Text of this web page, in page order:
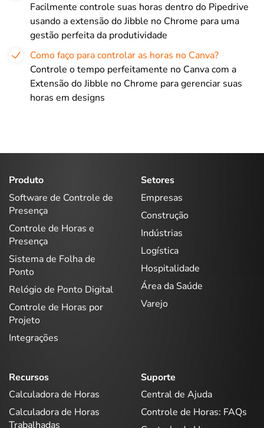
Facilmente controle suas horas dentro do Pipedrive
usando a extensão do Jibble no Chrome para uma
gestão perfeita da produtividade
Como faço para controlar as horas no Canva?
Controle o tempo perfeitamente no Canva com a
Extensão do Jibble no Chrome para gerenciar suas
horas em designs
Produto
Software de Controle de
Presença
Controle de Horas e
Presença
Sistema de Folha de
Ponto
Relógio de Ponto Digital
Controle de Horas por
Projeto
Integrações
Setores
Empresas
Construção
Indústrias
Logística
Hospitalidade
Área da Saúde
Varejo
Recursos
Calculadora de Horas
Calculadora de Horas
Trabalhadas
Suporte
Central de Ajuda
Controle de Horas: FAQs